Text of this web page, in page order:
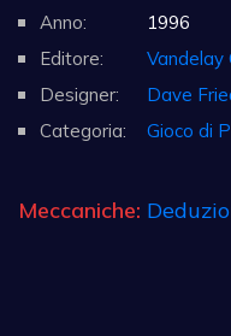
Anno:
1996
Editore:
Vandelay
Designer:
Dave
Categoria:
Gioco di
Meccaniche: